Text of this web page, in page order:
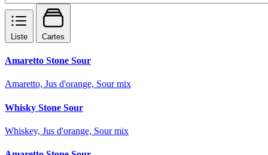
Liste Cartes
Amaretto Stone Sour
Amaretto, Jus d'orange, Sour mix
Whisky Stone Sour
Whiskey, Jus d'orange, Sour mix